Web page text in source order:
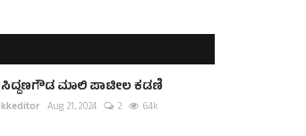
ಸಿದ್ದಣಗೌಡ ಮಾಲಿ ಪಾಟೀಲ ಕಡಣಿ
kkeditor Aug 21, 2024 2 6.4k